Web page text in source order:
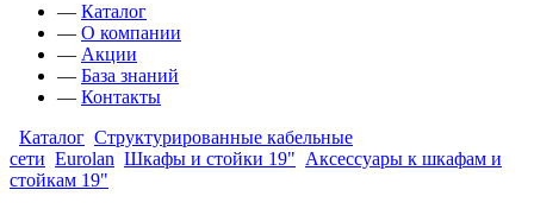
— Каталог
— О компании
— Акции
— База знаний
— Контакты
Каталог Структурированные кабельные
сети Eurolan Шкафы и стойки 19" Аксессуары к шкафам и
стойкам 19"